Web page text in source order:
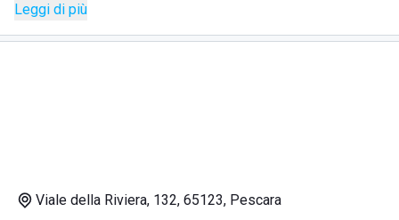
un lettino e godersi la brezza marina ma si tratta di una
location preparata ad ogni esigenza. Qui vi è la possibilità
carte;
Leggi di più
Viale della Riviera, 132, 65123, Pescara